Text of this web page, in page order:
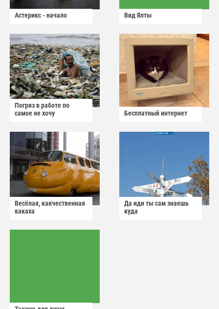
Астерикс - начало Вид Ялты
Погряз в работе по
самое не хочу
Бесплатный интернет
Весёлая, какчественная
какаха
Да иди ты сам знаешь
куда